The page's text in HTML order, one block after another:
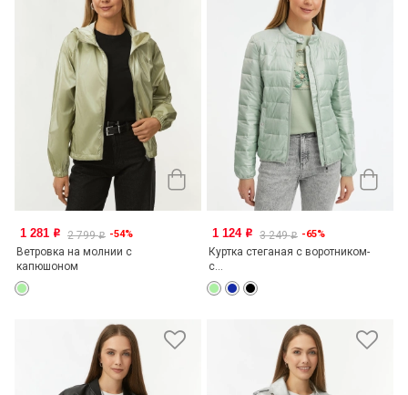
1 281 o 2 799o -54%
Ветровка на молнии с
капюшоном
1 124 o 3 249o -65%
Куртка стеганая с воротником-
с...